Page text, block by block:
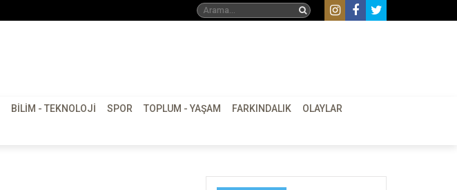
BILIM - TEKNOLOJI SPOR TOPLUM - YAŞAM FARKINDALIK OLAYLAR